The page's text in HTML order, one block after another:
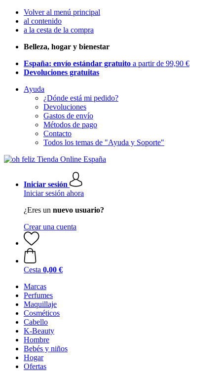
Volver al menú principal
al contenido
a la cesta de la compra
Belleza, hogar y bienestar
España: envío estándar gratuito a partir de 99,90 €
Devoluciones gratuitas
Ayuda
¿Dónde está mi pedido?
Devoluciones
Gastos de envío
Métodos de pago
Contacto
Todos los temas de "Ayuda y Soporte"
Iniciar sesión
Iniciar sesión ahora
¿Eres un nuevo usuario?
Crear una cuenta
Cesta 0,00 €
Marcas
Perfumes
Maquillaje
Cosméticos
Cabello
K-Beauty
Hombre
Bebés y niños
Hogar
Ofertas